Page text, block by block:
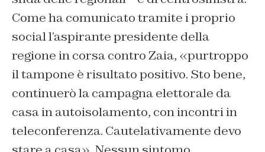
Come ha comunicato tramite i proprio
social l’aspirante presidente della
regione in corsa contro Zaia, «purtroppo
il tampone è risultato positivo. Sto bene,
continuerò la campagna elettorale da
casa in autoisolamento, con incontri in
teleconferenza. Cautelativamente devo